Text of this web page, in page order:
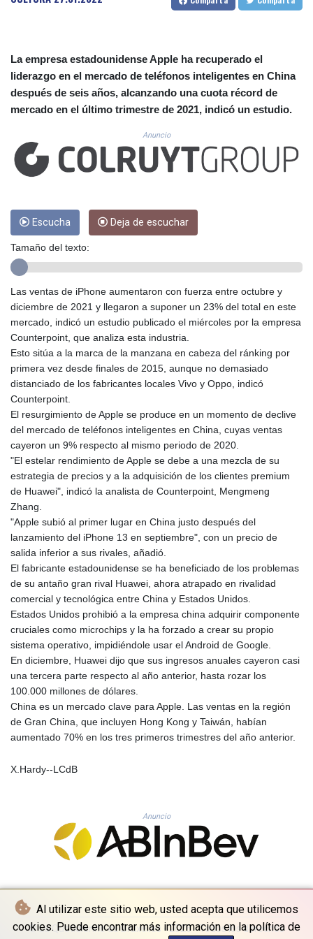
Al utilizar este sitio web, usted acepta que utilicemos
cookies. Puede encontrar más información en la política de
CUC 1.155508
DJF 205.35721
DKK 7.475388
DOP 67.30804
DZD 153.466204
ERN 17.332627
ETB 184.823403
FJD 2.553308
GEL 3.021622
GGP 0.858801
GIP 0.858801
GNF 10148.261152
GTQ 8.809078
GYD 241.584711
HKD 9.063364
HNL 31.036971
HRK 7.533572
HTG 151.001333
IDR 20659.336108
ILS 3.470858
IMP 0.858801
INR 109.864533
IQD 1514.293863
IRR
ISK 141.815325
JEP 0.858801
JMD 183.527469
JOD 0.819276
JPY 182.208653
KES 149.488533
KGS 101.048565
KHR 4682.700886
KMF 493.401915
KRW 1644.196411
KWD 0.357306
KZT 541.953128
LAK 26120.269022
LBP
LTL 3.411917
LVL 0.698955
LYD 7.354819
MKD 61.524919
MMK 2425.761657
La empresa estadounidense Apple ha recuperado el
liderazgo en el mercado de teléfonos inteligentes en China
después de seis años, alcanzando una cuota récord de
mercado en el último trimestre de 2021, indicó un estudio.
Anuncio
Escucha Deja de escuchar
Tamaño del texto:
Las ventas de iPhone aumentaron con fuerza entre octubre y
diciembre de 2021 y llegaron a suponer un 23% del total en este
mercado, indicó un estudio publicado el miércoles por la empresa
Counterpoint, que analiza esta industria.
Esto sitúa a la marca de la manzana en cabeza del ránking por
primera vez desde finales de 2015, aunque no demasiado
distanciado de los fabricantes locales Vivo y Oppo, indicó
Counterpoint.
El resurgimiento de Apple se produce en un momento de declive
del mercado de teléfonos inteligentes en China, cuyas ventas
cayeron un 9% respecto al mismo periodo de 2020.
"El estelar rendimiento de Apple se debe a una mezcla de su
estrategia de precios y a la adquisición de los clientes premium
de Huawei", indicó la analista de Counterpoint, Mengmeng
Zhang.
"Apple subió al primer lugar en China justo después del
lanzamiento del iPhone 13 en septiembre", con un precio de
salida inferior a sus rivales, añadió.
El fabricante estadounidense se ha beneficiado de los problemas
de su antaño gran rival Huawei, ahora atrapado en rivalidad
comercial y tecnológica entre China y Estados Unidos.
Estados Unidos prohibió a la empresa china adquirir componente
cruciales como microchips y la ha forzado a crear su propio
sistema operativo, impidiéndole usar el Android de Google.
En diciembre, Huawei dijo que sus ingresos anuales cayeron casi
una tercera parte respecto al año anterior, hasta rozar los
100.000 millones de dólares.
China es un mercado clave para Apple. Las ventas en la región
de Gran China, que incluyen Hong Kong y Taiwán, habían
aumentado 70% en los tres primeros trimestres del año anterior.
X.Hardy--LCdB
Anuncio
© La Quotidienne de Bruxelles - 2026 - Todos los derechos